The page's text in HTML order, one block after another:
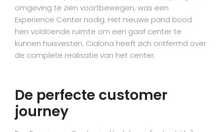
omgeving te zien voortbewegen, was een
Experience Center nodig. Het nieuwe pand bood
hen voldoende ruimte om een gaaf center te
kunnen huisvesten. Cialona heeft zich ontfermd over
de complete realisatie van het center.
De perfecte customer
journey